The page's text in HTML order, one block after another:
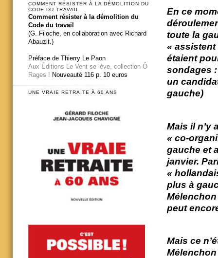
En ce
toute la
« assistent
étaient
sondages
un
gauche)
Mais il n’y
« co-
gauche et
janvier.
«
plus à
peut
Mais ce
COMMENT RÉSISTER À LA DÉMOLITION DU
CODE DU TRAVAIL
Comment résister à la démolition du
Code du travail
(G. Filoche, en collaboration avec Richard
Abauzit.)
Préface de Thierry Le Paon
Aux Éditions Le Vent se lève, collection Ô
Rages ! Nouveauté 116 p. 10 euros
UNE VRAIE RETRAITE À 60 ANS